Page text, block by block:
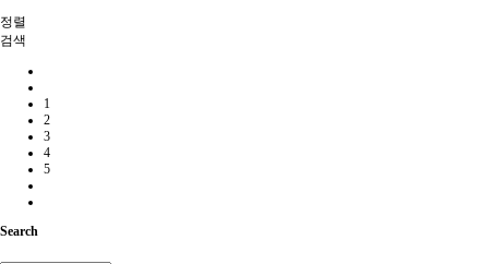
정렬
검색
1
2
3
4
5
Search